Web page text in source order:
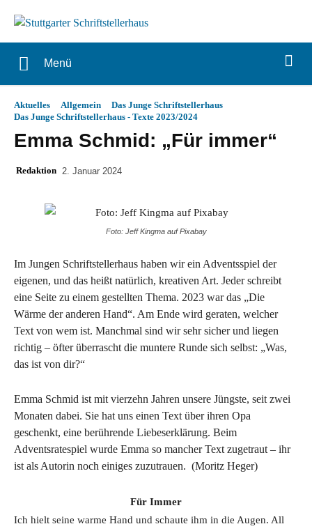
Menü
Aktuelles Allgemein
Das Junge Schriftstellerhaus
Das Junge Schriftstellerhaus - Texte 2023/2024
Emma Schmid: „Für immer“
Redaktion 2. Januar 2024
Foto: Jeff Kingma auf Pixabay
Im Jungen Schriftstellerhaus haben wir ein Adventsspiel der
eigenen, und das heißt natürlich, kreativen Art. Jeder schreibt
eine Seite zu einem gestellten Thema. 2023 war das „Die
Wärme der anderen Hand“. Am Ende wird geraten, welcher
Text von wem ist. Manchmal sind wir sehr sicher und liegen
richtig – öfter überrascht die muntere Runde sich selbst: „Was,
das ist von dir?“
Emma Schmid ist mit vierzehn Jahren unsere Jüngste, seit zwei
Monaten dabei. Sie hat uns einen Text über ihren Opa
geschenkt, eine berührende Liebeserklärung. Beim
Adventsratespiel wurde Emma so mancher Text zugetraut – ihr
ist als Autorin noch einiges zuzutrauen. (Moritz Heger)
Für Immer
Ich hielt seine warme Hand und schaute ihm in die Augen. All